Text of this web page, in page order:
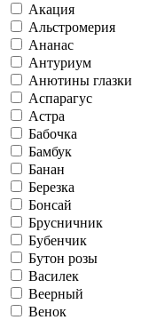
Акация
Альстромерия
Ананас
Антуриум
Анютины глазки
Аспарагус
Астра
Бабочка
Бамбук
Банан
Березка
Бонсай
Брусничник
Бубенчик
Бутон розы
Василек
Веерный
Венок